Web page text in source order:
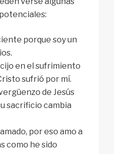
porque soy un
en el sufrimiento
sufrió por mí.
de Jesús
sacrificio cambia
por eso amo a
como he sido